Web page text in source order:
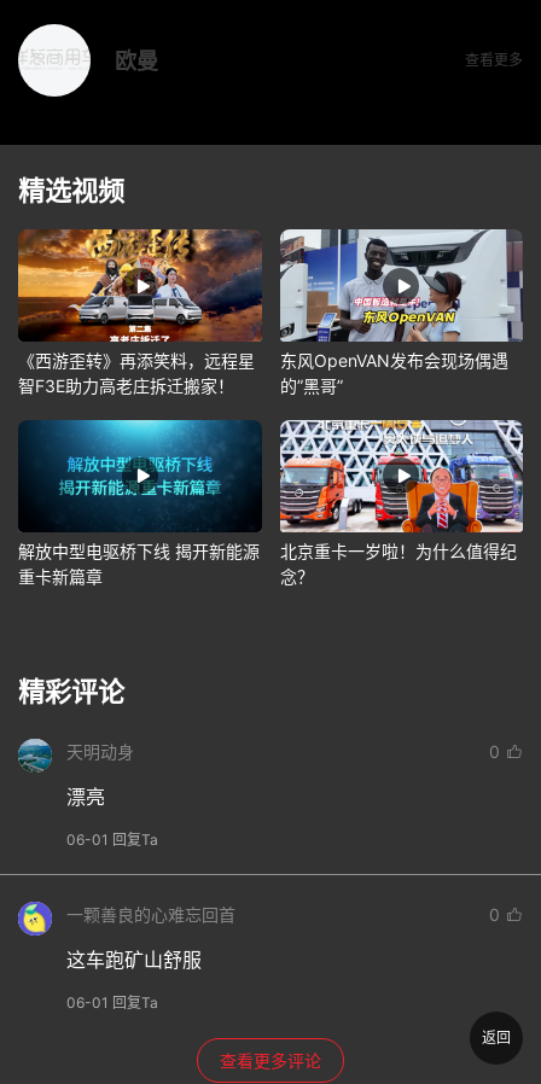
欧曼 查看更多
精选视频
《西游歪转》再添笑料，远程星
智F3E助力高老庄拆迁搬家！
东风OpenVAN发布会现场偶遇
的”黑哥”
解放中型电驱桥下线 揭开新能源
重卡新篇章
北京重卡一岁啦！为什么值得纪
念？
精彩评论
天明动身 0
漂亮
06-01 回复Ta
一颗善良的心难忘回首 0
这车跑矿山舒服
06-01 回复Ta
查看更多评论
返回